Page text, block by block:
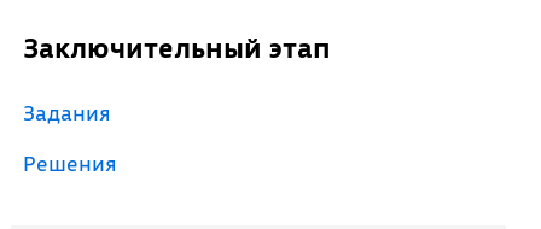
Заключительный этап
Задания
Решения